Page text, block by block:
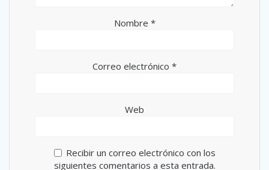
Nombre *
Correo electrónico *
Web
Recibir un correo electrónico con los
siguientes comentarios a esta entrada.